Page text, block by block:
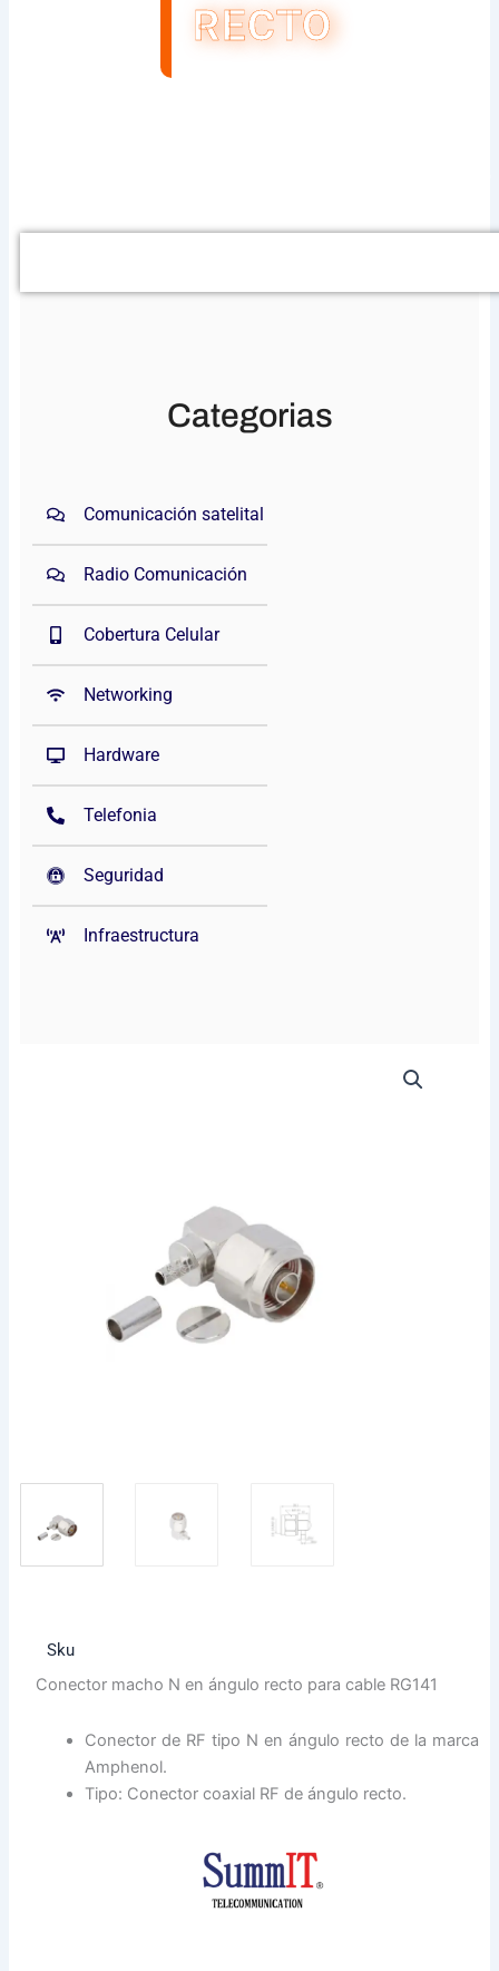
RECTO
Categorias
Comunicación satelital
Radio Comunicación
Cobertura Celular
Networking
Hardware
Telefonia
Seguridad
Infraestructura
Sku
Conector macho N en ángulo recto para cable RG141
Conector de RF tipo N en ángulo recto de la marca
Amphenol.
Tipo: Conector coaxial RF de ángulo recto.